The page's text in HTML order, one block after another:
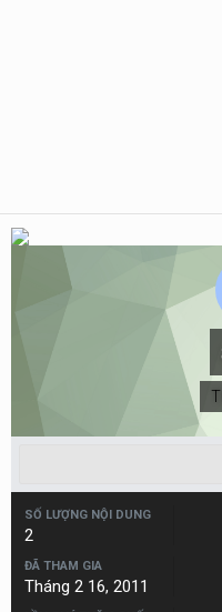
SỐ LƯỢNG NỘI DUNG
2
ĐÃ THAM GIA
Tháng 2 16, 2011